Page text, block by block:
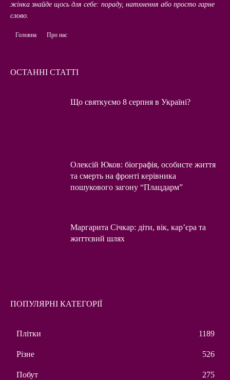
жінка знайде щось для себе: пораду, натхнення або просто гарне
слово.
Головна Про нас
ОСТАННІ СТАТТІ
Що святкуємо 8 серпня в Україні?
Олексій Юков: біографія, особисте життя
та смерть на фронті керівника
пошукового загону “Плацдарм”
Маргарита Січкар: діти, вік, кар’єра та
життєвий шлях
ПОПУЛЯРНІ КАТЕГОРІЇ
Плітки 1189
Різне 526
Побут 275